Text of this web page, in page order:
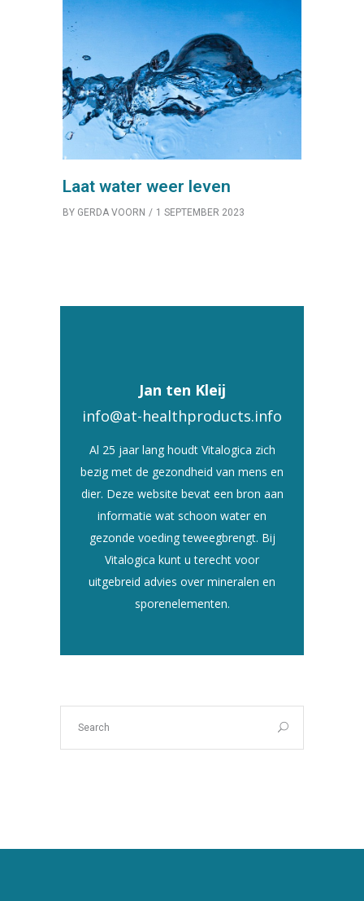
Laat water weer leven
BY GERDA VOORN 1 SEPTEMBER 2023
Jan ten Kleij
info@at-healthproducts.info
Al 25 jaar lang houdt Vitalogica zich
bezig met de gezondheid van mens en
dier. Deze website bevat een bron aan
informatie wat schoon water en
gezonde voeding teweegbrengt. Bij
Vitalogica kunt u terecht voor
uitgebreid advies over mineralen en
sporenelementen.